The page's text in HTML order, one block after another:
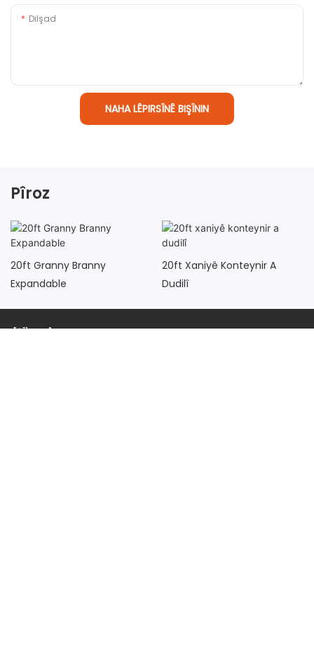
Dilşad
NAHA LÊPIRSÎNÊ BIŞÎNIN
Pîroz
20ft Granny Branny
Expandable
20ft Xaniyê Konteynir A
Dudilî
WhatsApp